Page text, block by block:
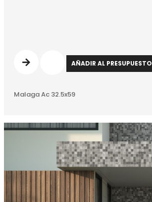
AÑADIR AL PRESUPUESTO
Malaga Ac 32.5x59